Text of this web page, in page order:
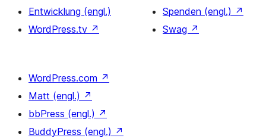
Entwicklung (engl.)
WordPress.tv ↗
Spenden (engl.) ↗
Swag ↗
WordPress.com ↗
Matt (engl.) ↗
bbPress (engl.) ↗
BuddyPress (engl.) ↗